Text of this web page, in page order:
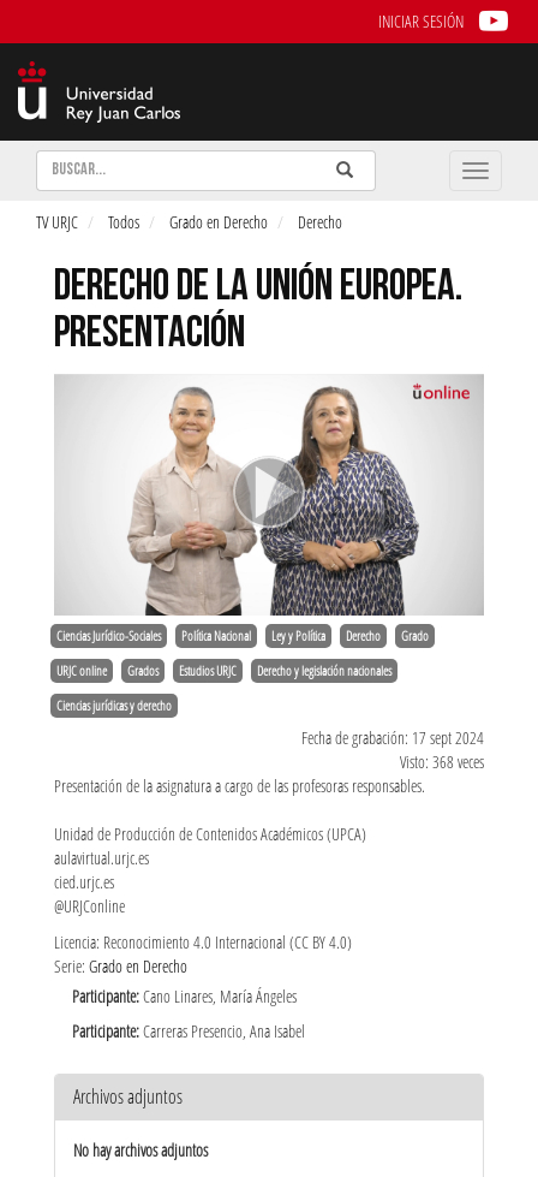
INICIAR SESIÓN
Buscar Enviar
Buscar
Toggle
TV URJC Todos Grado en Derecho Derecho
DERECHO DE LA UNIÓN EUROPEA.
PRESENTACIÓN
Ciencias Jurídico-Sociales Política Nacional Ley y Política Derecho Grado
URJC online Grados Estudios URJC Derecho y legislación nacionales
Ciencias jurídicas y derecho
Fecha de grabación: 17 sept 2024
Visto: 368 veces
Presentación de la asignatura a cargo de las profesoras responsables.
Unidad de Producción de Contenidos Académicos (UPCA)
aulavirtual.urjc.es
cied.urjc.es
@URJConline
Licencia: Reconocimiento 4.0 Internacional (CC BY 4.0)
Serie: Grado en Derecho
Participante:Cano Linares, María Ángeles
Participante:Carreras Presencio, Ana Isabel
Archivos adjuntos
No hay archivos adjuntos